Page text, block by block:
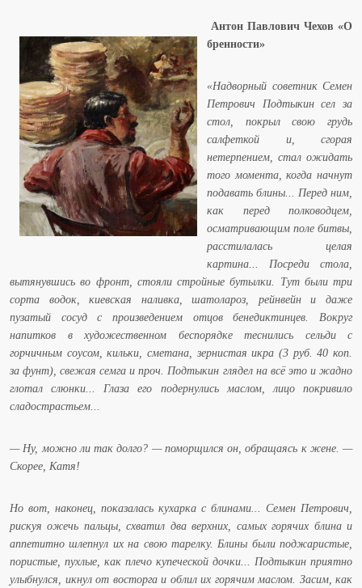
Антон Павлович Чехов «О
бренности»
«Надворный советник Семен
Петрович Подтыкин сел за
стол, покрыл свою грудь
салфеткой и, сгорая
нетерпением, стал ожидать
того момента, когда начнут
подавать блины... Перед ним,
как перед полководцем,
осматривающим поле битвы,
расстилалась целая
картина... Посреди стола,
вытянувшись во фронт, стояли стройные бутылки. Тут были три
сорта водок, киевская наливка, шатолароз, рейнвейн и даже
пузатый сосуд с произведением отцов бенедиктинцев. Вокруг
напитков в художественном беспорядке теснились сельди с
горчичным соусом, кильки, сметана, зернистая икра (3 руб. 40 коп.
за фунт), свежая семга и проч. Подтыкин глядел на всё это и жадно
глотал слюнки... Глаза его подернулись маслом, лицо покривило
сладострастьем...
— Ну, можно ли так долго? — поморщился он, обращаясь к жене. —
Скорее, Катя!
Но вот, наконец, показалась кухарка с блинами... Семен Петрович,
рискуя ожечь пальцы, схватил два верхних, самых горячих блина и
аппетитно шлепнул их на свою тарелку. Блины были поджаристые,
пористые, пухлые, как плечо купеческой дочки... Подтыкин приятно
улыбнулся, икнул от восторга и облил их горячим маслом. Засим, как